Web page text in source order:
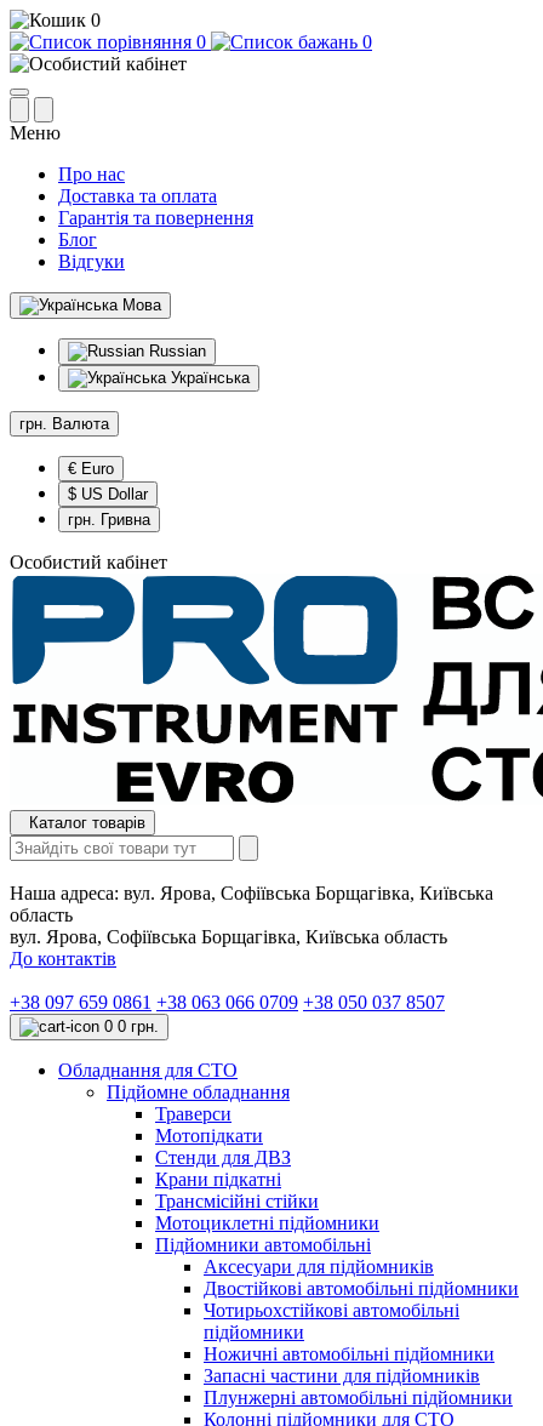
0
0
0
Меню
Про нас
Доставка та оплата
Гарантія та повернення
Блог
Відгуки
Мова
Russian
Українська
грн. Валюта
€ Euro
$ US Dollar
грн. Гривна
Особистий кабінет
Каталог товарів
Наша адреса: вул. Ярова, Софіївська Борщагівка, Київська
область
вул. Ярова, Софіївська Борщагівка, Київська область
До контактів
+38 097 659 0861 +38 063 066 0709 +38 050 037 8507
0 0 грн.
Обладнання для СТО
Підйомне обладнання
Траверси
Мотопідкати
Стенди для ДВЗ
Крани підкатні
Трансмісійні стійки
Мотоциклетні підйомники
Підйомники автомобільні
Аксесуари для підйомників
Двостійкові автомобільні підйомники
Чотирьохстійкові автомобільні
підйомники
Ножичні автомобільні підйомники
Запасні частини для підйомників
Плунжерні автомобільні підйомники
Колонні підйомники для СТО